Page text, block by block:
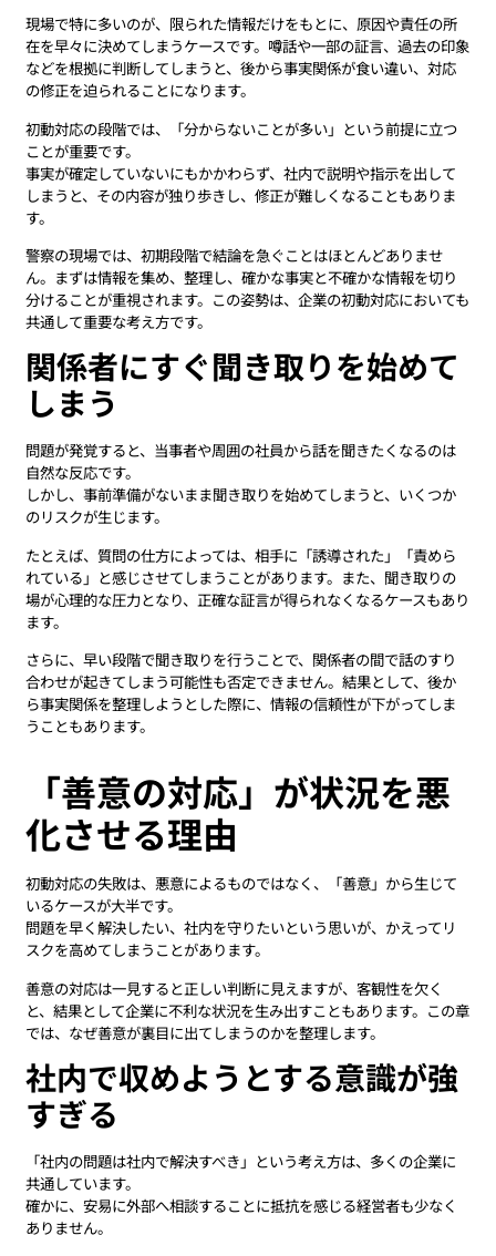
現場で特に多いのが、限られた情報だけをもとに、原因や責任の所
在を早々に決めてしまうケースです。噂話や一部の証言、過去の印象
などを根拠に判断してしまうと、後から事実関係が食い違い、対応
の修正を迫られることになります。
初動対応の段階では、「分からないことが多い」という前提に立つ
ことが重要です。
事実が確定していないにもかかわらず、社内で説明や指示を出して
しまうと、その内容が独り歩きし、修正が難しくなることもありま
す。
警察の現場では、初期段階で結論を急ぐことはほとんどありませ
ん。まずは情報を集め、整理し、確かな事実と不確かな情報を切り
分けることが重視されます。この姿勢は、企業の初動対応においても
共通して重要な考え方です。
関係者にすぐ聞き取りを始めて
しまう
問題が発覚すると、当事者や周囲の社員から話を聞きたくなるのは
自然な反応です。
しかし、事前準備がないまま聞き取りを始めてしまうと、いくつか
のリスクが生じます。
たとえば、質問の仕方によっては、相手に「誘導された」「責めら
れている」と感じさせてしまうことがあります。また、聞き取りの
場が心理的な圧力となり、正確な証言が得られなくなるケースもあり
ます。
さらに、早い段階で聞き取りを行うことで、関係者の間で話のすり
合わせが起きてしまう可能性も否定できません。結果として、後か
ら事実関係を整理しようとした際に、情報の信頼性が下がってしま
うこともあります。
「善意の対応」が状況を悪
化させる理由
初動対応の失敗は、悪意によるものではなく、「善意」から生じて
いるケースが大半です。
問題を早く解決したい、社内を守りたいという思いが、かえってリ
スクを高めてしまうことがあります。
善意の対応は一見すると正しい判断に見えますが、客観性を欠く
と、結果として企業に不利な状況を生み出すこともあります。この章
では、なぜ善意が裏目に出てしまうのかを整理します。
社内で収めようとする意識が強
すぎる
「社内の問題は社内で解決すべき」という考え方は、多くの企業に
共通しています。
確かに、安易に外部へ相談することに抵抗を感じる経営者も少なく
ありません。